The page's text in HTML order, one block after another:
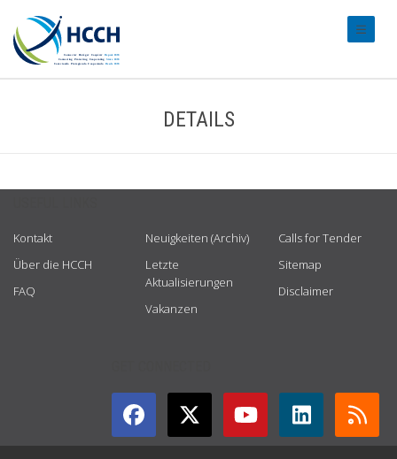
DETAILS
Kontakt
Über die HCCH
FAQ
Neuigkeiten (Archiv)
Letzte
Aktualisierungen
Vakanzen
Calls for Tender
Sitemap
Disclaimer